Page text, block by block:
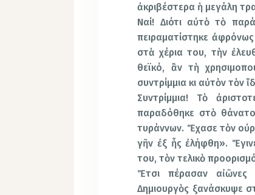
ἀκριβέστερα ἡ μεγάλη
Ναί! Διότι αὐτὸ τὸ
πειραματίστηκε ἀφρόνως
στὰ χέρια του, τὴν
θεϊκό, ἂν τὴ
συντρίμμια κι αὐτὸν τὸν
Συντρίμμια! Τὸ
παραδόθηκε στὸ
τυράννων. Ἔχασε τὸν
γῆν ἐξ ἧς ἐλήφθη».
του, τὸν τελικὸ
Ἔτσι πέρασαν αἰῶνες
Δημιουργὸς ξανάσκυψε